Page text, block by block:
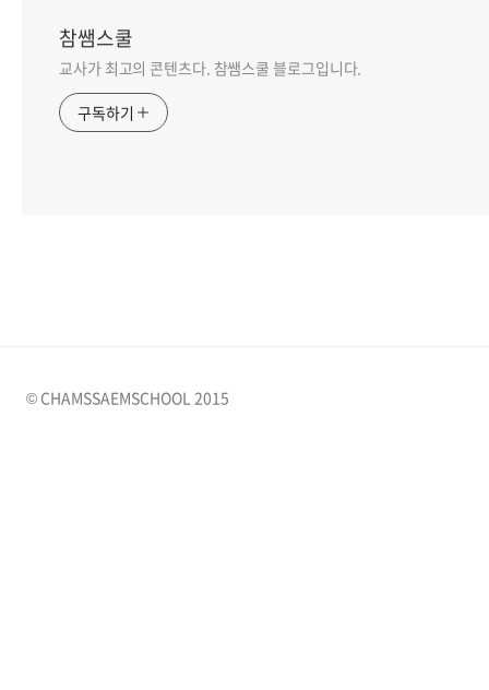
참쌤스쿨
교사가 최고의 콘텐츠다. 참쌤스쿨 블로그입니다.
구독하기
© CHAMSSAEMSCHOOL 2015